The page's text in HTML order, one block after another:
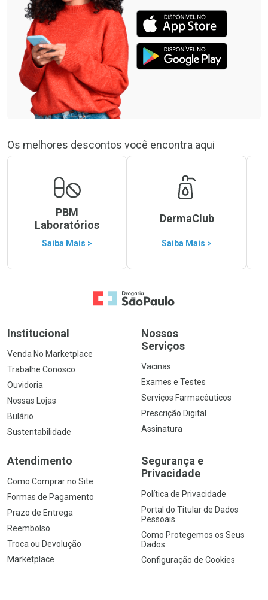
Os melhores descontos você encontra aqui
PBM
Laboratórios
Saiba Mais >
DermaClub
Saiba Mais >
Ir para a Home
Institucional
Venda No Marketplace
Trabalhe Conosco
Ouvidoria
Nossas Lojas
Bulário
Sustentabilidade
Nossos
Serviços
Vacinas
Exames e Testes
Serviços Farmacêuticos
Prescrição Digital
Assinatura
Atendimento
Como Comprar no Site
Formas de Pagamento
Prazo de Entrega
Reembolso
Troca ou Devolução
Marketplace
Segurança e
Privacidade
Política de Privacidade
Portal do Titular de Dados
Pessoais
Como Protegemos os Seus
Dados
Configuração de Cookies